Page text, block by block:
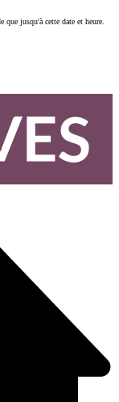
que jusqu'à cette date et heure.